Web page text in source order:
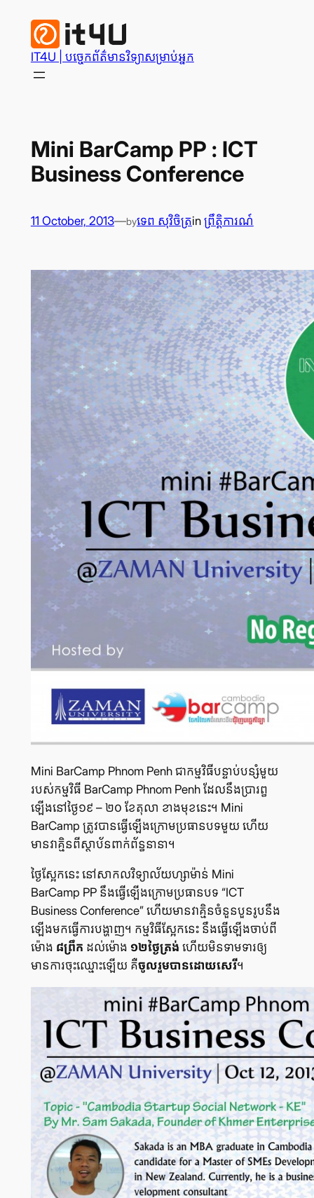
contentIT4U | បច្ចេក​ព័ត៌មានវិទ្យា​សម្រាប់​អ្នក
Mini BarCamp PP : ICT
Business Conference
11 October, 2013—byទេព សុវិចិត្រinព្រឹត្តិការណ៍
Mini BarCamp Phnom Penh ជា​កម្មវិធី​បន្ទាប់​បន្សំ​មួយ​
របស់​កម្មវិធី BarCamp Phnom Penh ដែល​នឹង​ប្រារព្ធ​
ឡើង​នៅ​ថ្ងៃ១៩ – ២០ ខែ​តុលា ខាង​មុខ​នេះ។ Mini
BarCamp ត្រូវ​បាន​ធ្វើ​ឡើង​ក្រោម​ប្រធាន​បទ​មួយ ហើយ​
មាន​វាគ្មិន​ពី​ស្ថាប័ន​ពាក់ព័ន្ធ​នានា។
ថ្ងៃ​ស្អែក​នេះ នៅ​សាកលវិទ្យាល័យហ្សាម៉ាន់ Mini
BarCamp PP នឹង​ធ្វើ​ឡើង​ក្រោម​ប្រធាន​បទ “ICT
Business Conference” ហើយ​មាន​វាគ្មិន​ចំនួន​បួន​រូប​នឹង​
ឡើង​មក​ធ្វើ​ការ​បង្ហាញ។ កម្មវិធី​ស្អែក​នេះ នឹង​ធ្វើ​ឡើង​ចាប់​ពី​
ម៉ោង ៨ព្រឹក ដល់​ម៉ោង ១២ថ្ងៃ​ត្រង់ ហើយ​មិន​ទាម​ទារ​ឲ្យ​
មាន​ការ​ចុះឈ្មោះ​ឡើយ គឺ​ចូលរួម​បាន​ដោយ​សេរី។